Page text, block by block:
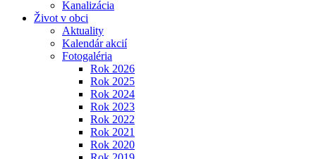
Kanalizácia
Život v obci
Aktuality
Kalendár akcií
Fotogaléria
Rok 2026
Rok 2025
Rok 2024
Rok 2023
Rok 2022
Rok 2021
Rok 2020